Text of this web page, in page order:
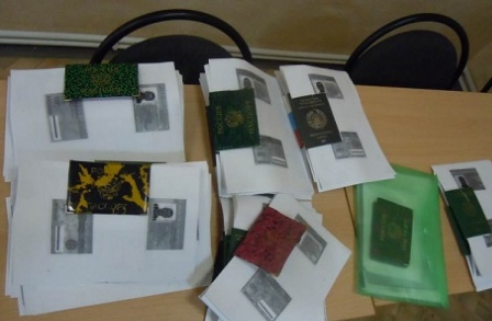
Перейти к основному содержанию